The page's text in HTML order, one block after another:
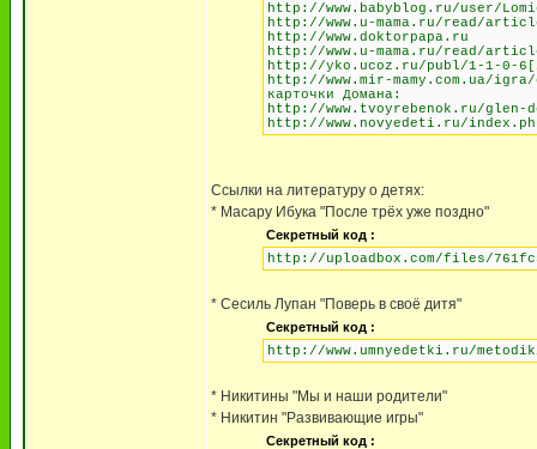
http://www.babyblog.ru/user/
http://www.u-mama.ru/read/
http://www.doktorpapa.ru
http://www.u-mama.ru/read/
http://yko.ucoz.ru/publ/1-1-0-6[/
http://www.mir-mamy.com.ua/
карточки Домана:
http://www.tvoyrebenok.ru/glen-
http://www.novyedeti.ru/
Ссылки на литературу о детях:
* Масару Ибука "После трёх уже поздно"
Секретный код :
http://uploadbox.com/files/
* Сесиль Лупан "Поверь в своё дитя"
Секретный код :
http://www.umnyedetki.ru/
* Никитины "Мы и наши родители"
* Никитин "Развивающие игры"
Секретный код :